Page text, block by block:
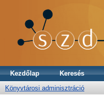
Kezdőlap Keresés
Könyvtárosi adminisztráció